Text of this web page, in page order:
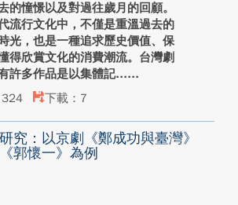
的憧憬以及對過往歲月的回顧。
流行文化中，不僅是重溫過去的
光，也是一種追求歷史價值、保
得欣賞文化的消費潮流。台灣劇
許多作品是以集體記...
324
下載：7
究：以京劇《鄭成功與臺灣》
郭懷一》為例